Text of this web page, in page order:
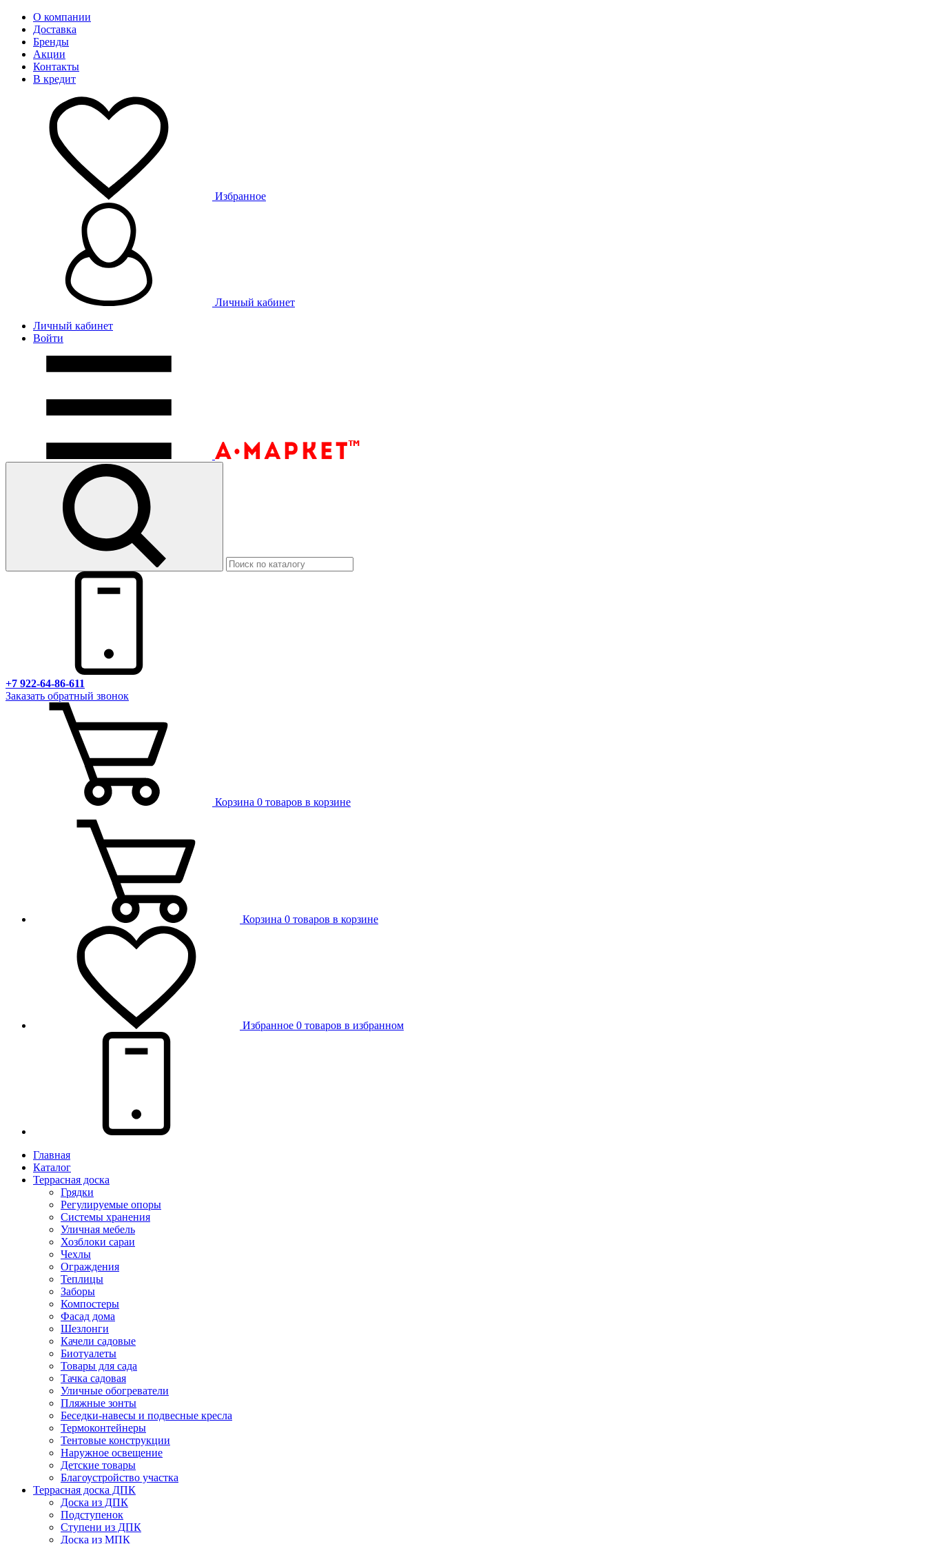
О компании
Доставка
Бренды
Акции
Контакты
В кредит
Избранное
Личный кабинет
Личный кабинет
Войти
+7 922-64-86-611
Заказать обратный звонок
Корзина 0 товаров в корзине
Корзина 0 товаров в корзине
Избранное 0 товаров в избранном
Главная
Каталог
Террасная доска
Грядки
Регулируемые опоры
Системы хранения
Уличная мебель
Хозблоки сараи
Чехлы
Ограждения
Теплицы
Заборы
Компостеры
Фасад дома
Шезлонги
Качели садовые
Биотуалеты
Товары для сада
Тачка садовая
Уличные обогреватели
Пляжные зонты
Беседки-навесы и подвесные кресла
Термоконтейнеры
Тентовые конструкции
Наружное освещение
Детские товары
Благоустройство участка
Террасная доска ДПК
Доска из ДПК
Подступенок
Ступени из ДПК
Доска из МПК